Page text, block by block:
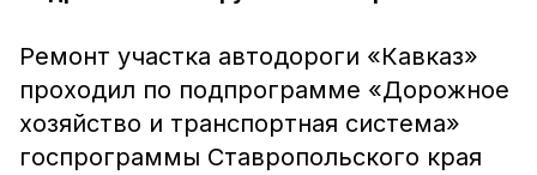
Ремонт участка автодороги «Кавказ»
проходил по подпрограмме «Дорожное
хозяйство и транспортная система»
госпрограммы Ставропольского края